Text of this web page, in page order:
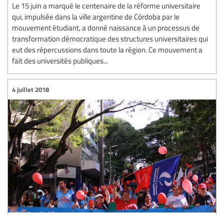
Le 15 juin a marqué le centenaire de la réforme universitaire
qui, impulsée dans la ville argentine de Córdoba par le
mouvement étudiant, a donné naissance à un processus de
transformation démocratique des structures universitaires qui
eut des répercussions dans toute la région. Ce mouvement a
fait des universités publiques...
4 juillet 2018